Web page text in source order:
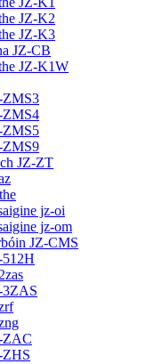
JZ-K2
JZ-K3
JZ-CB
JZ-K1W
ZMS3
ZMS4
ZMS5
ZMS9
JZ-ZT
jz-oi
jz-om
JZ-CMS
512H
3ZAS
ZAC
ZHS